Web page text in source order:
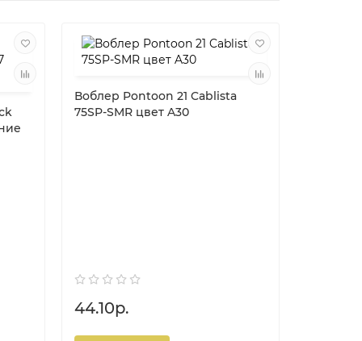
Воблер Pontoon 21 Cablista
75SP-SMR цвет A30
44.10р.